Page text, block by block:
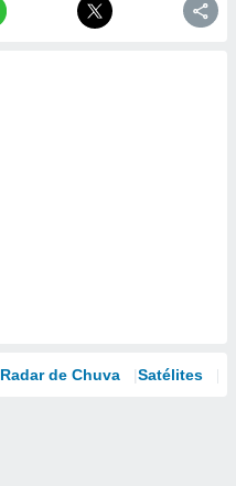
Radar de Chuva Satélites